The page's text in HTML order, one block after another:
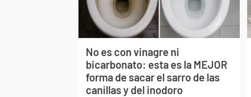
No es con vinagre ni
bicarbonato: esta es la MEJOR
forma de sacar el sarro de las
canillas y del inodoro